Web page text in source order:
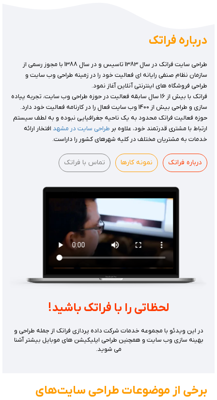
درباره فراتک
طراحی سایت فراتک در سال 1383 تاسیس و در سال 1388 با مجوز رسمی از
سازمان نظام صنفی رایانه ای فعالیت خود را در زمینه طراحی وب سایت و
طراحی فروشگاه های اینترنتی آنلاین آغاز نمود.
فراتک با بیش از 16 سال سابقه فعالیت در حوزه طراحی وب سایت، تجربه پیاده
سازی و طراحی بیش از 1400 وب سایت فعال را در کارنامه فعالیت خود دارد.
حوزه فعالیت فراتک محدود به یک ناحیه جغرافیایی نبوده و به لطف سیستم
ارتباط با مشتری قدرتمند خود، علاوه بر طراحی سایت در مشهد افتخار ارائه
خدمات به مشتریان مختلف در کلیه شهرهای کشور را داراست.
درباره فراتک نمونه کارها تماس با فراتک
لحظاتی را با فراتک باشید!
در این ویدئو با مجموعه خدمات شرکت داده پردازی فراتک از جمله طراحی و
بهینه سازی وب سایت و همچنین طراحی اپلیکیشن های موبایل بیشتر آشنا
می شوید.
برخی از موضوعات طراحی سایت‌های